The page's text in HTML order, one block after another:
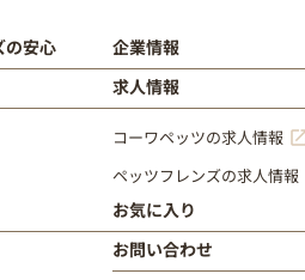
の安心
企業情報
求人情報
コーワペッツの求人情報
ペッツフレンズの求人情報
お気に入り
お問い合わせ